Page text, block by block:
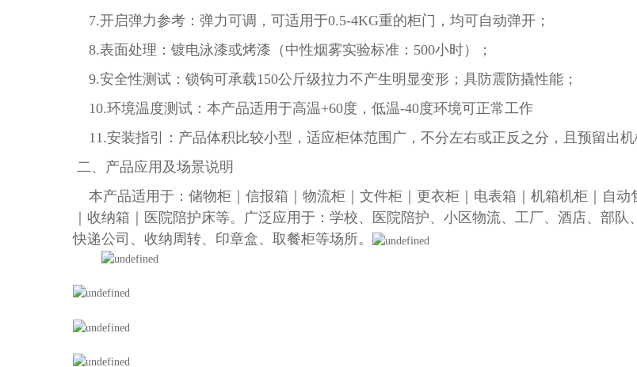
7.开启弹力参考：弹力可调，可适用于0.5-4KG重的柜门，均可自动弹开；
8.表面处理：镀电泳漆或烤漆（中性烟雾实验标准：500小时）；
9.安全性测试：锁钩可承载150公斤级拉力不产生明显变形；具防震防撬性能；
10.环境温度测试：本产品适用于高温+60度，低温-40度环境可正常工作
11.安装指引：产品体积比较小型，适应柜体范围广，不分左右或正反之分，且预留出机
二、产品应用及场景说明
本产品适用于：储物柜｜信报箱｜物流柜｜文件柜｜更衣柜｜电表箱｜机箱机柜｜自
｜收纳箱｜医院陪护床等。广泛应用于：学校、医院陪护、小区物流、工厂、酒店、部
快递公司、收纳周转、印章盒、取餐柜等场所。